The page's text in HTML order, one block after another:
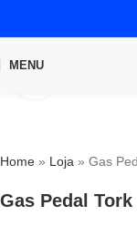
MENU
Home » Loja » Gas
Gas Pedal